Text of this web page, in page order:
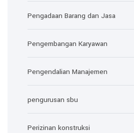
Pengadaan Barang dan Jasa
Pengembangan Karyawan
Pengendalian Manajemen
pengurusan sbu
Perizinan konstruksi